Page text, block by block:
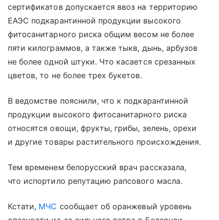
сертификатов допускается ввоз на территорию
ЕАЭС подкарантинной продукции высокого
фитосанитарного риска общим весом не более
пяти килограммов, а также тыкв, дынь, арбузов
не более одной штуки. Что касается срезанных
цветов, то не более трех букетов.
В ведомстве пояснили, что к подкарантинной
продукции высокого фитосанитарного риска
относятся овощи, фрукты, грибы, зелень, орехи
и другие товары растительного происхождения.
Тем временем белорусский врач рассказала,
что испортило репутацию рапсового масла.
Кстати, МЧС сообщает об оранжевый уровень